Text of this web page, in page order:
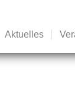
Aktuelles